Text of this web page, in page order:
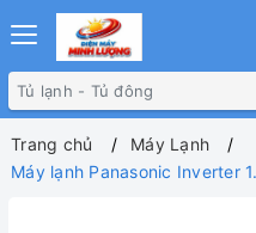
Trang chủ
Máy Lạnh
Máy lạnh Panasonic Inverter